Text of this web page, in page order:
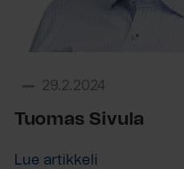
29.2.2024
Tuomas Sivula
Lue artikkeli